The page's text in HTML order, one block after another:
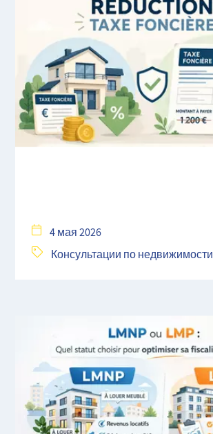
4 мая 2026
Консультации по недвижимости